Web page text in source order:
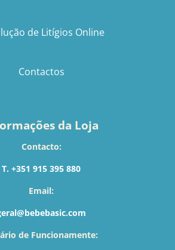
de Litígios Online
Contactos
da Loja
Contacto:
T. +351 915 395 880
Email:
de Funcionamente: